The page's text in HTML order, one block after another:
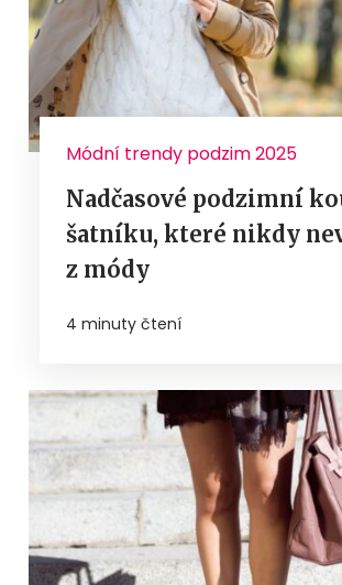
Módní trendy podzim 2025
Nadčasové podzimní
šatníku, které nikdy
z módy
4 minuty čtení